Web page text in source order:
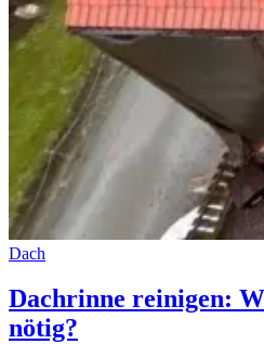
Dach
Dachrinne reinigen:
nötig?